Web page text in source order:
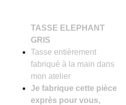
TASSE ELEPHANT
GRIS
Tasse entièrement
fabriqué à la main dans
mon atelier
Je fabrique cette pièce
exprès pour vous,